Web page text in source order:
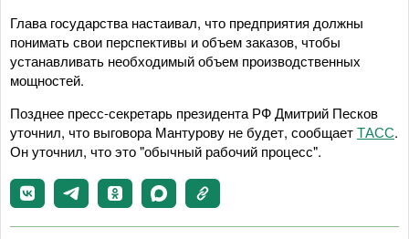
Глава государства настаивал, что предприятия должны
понимать свои перспективы и объем заказов, чтобы
устанавливать необходимый объем производственных
мощностей.
Позднее пресс-секретарь президента РФ Дмитрий Песков
уточнил, что выговора Мантурову не будет, сообщаетТАСС.
Он уточнил, что это "обычный рабочий процесс".